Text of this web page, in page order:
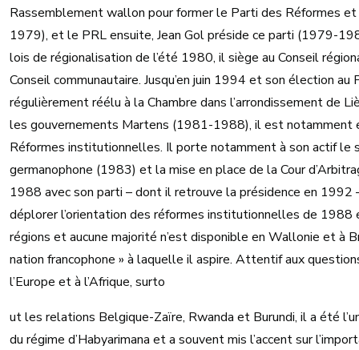
Rassemblement wallon pour former le Parti des Réformes
1979), et le PRL ensuite, Jean Gol préside ce parti (1979-
lois de régionalisation de l’été 1980, il siège au Conseil
Conseil communautaire. Jusqu’en juin 1994 et son élection
régulièrement réélu à la Chambre dans l’arrondissement de
les gouvernements Martens (1981-1988), il est notamment
Réformes institutionnelles. Il porte notamment à son actif le
germanophone (1983) et la mise en place de la Cour
1988 avec son parti – dont il retrouve la présidence en 1992
déplorer l’orientation des réformes institutionnelles de
régions et aucune majorité n’est disponible en Wallonie et à
nation francophone » à laquelle il aspire. Attentif aux
l’Europe et à l’Afrique, surto
ut les relations Belgique-Zaïre, Rwanda et Burundi, il a été
du régime d’Habyarimana et a souvent mis l’accent sur